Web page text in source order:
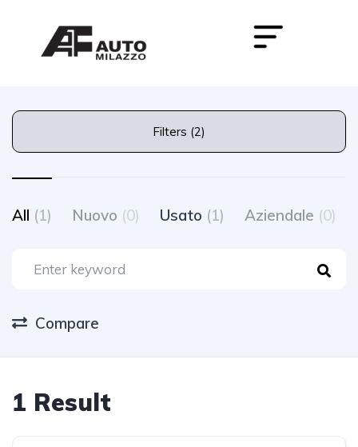
Filters (2)
All (1) Nuovo (0) Usato (1) Aziendale (0)
Compare
1 Result